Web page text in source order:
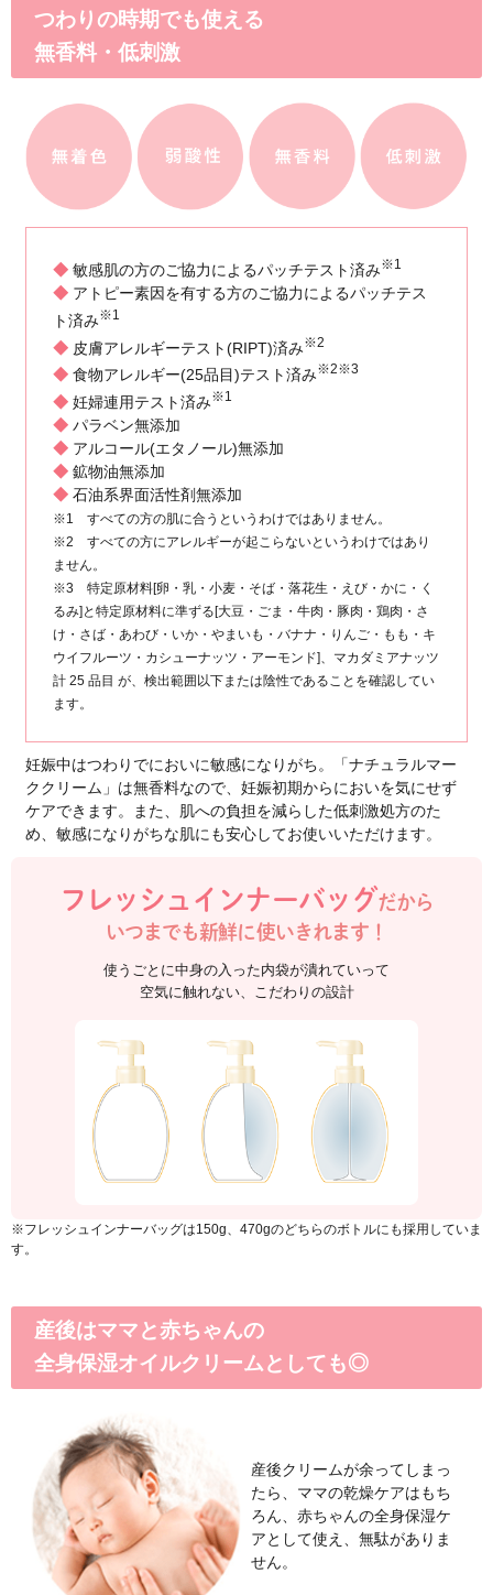
さん持つママ・パパ300人にメール・
のアンケート、および編集部スタッフ
妊娠ボディケアのた
Wサポート成分がた
妊娠中のボディケアで大切なの
「高保湿」「肌の弾力」「肌の
ナチュラルマーククリームは
容オイルからできた高保湿オ
と油分を1本で同時にチャージ
簡単お手入れでキレイボディへ
うるおいがずーっと続く